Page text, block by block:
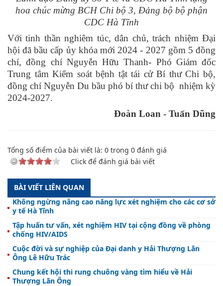
hoa chúc mừng BCH Chi bộ 3, Đảng bộ bộ phận
CDC Hà Tĩnh
Với tinh thần nghiêm túc, dân chủ, trách nhiệm Đại
hội đã bầu cấp ủy khóa mới 2024 - 2027 gồm 5 đồng
chí, đồng chí Nguyễn Hữu Thanh- Phó Giám đốc
Trung tâm Kiểm soát bệnh tật tái cử Bí thư Chi bộ,
đồng chí Nguyễn Du bầu phó bí thư chi bộ nhiệm kỳ
2024-2027.
Đoàn Loan - Tuấn Dũng
Tổng số điểm của bài viết là: 0 trong 0 đánh giá
Click để đánh giá bài viết
BÀI VIẾT LIÊN QUAN
Không ngừng nâng cao năng lực xét nghiệm cho các cơ sở
y tế Hà Tĩnh
Tập huấn tư vấn, xét nghiệm HIV tại cộng đồng về phòng
chống HIV/AIDS
Cuộc đời và sự nghiệp của Đại danh y Hải Thượng Lãn
Ông Lê Hữu Trác
Chung kết hội thi rung chuông vàng tìm hiểu về Hải
Thượng Lãn Ông